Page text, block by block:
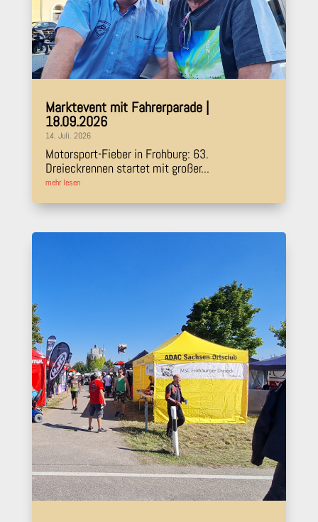
Marktevent mit Fahrerparade |
18.09.2026
14. Juli. 2026
Motorsport-Fieber in Frohburg: 63.
Dreieckrennen startet mit großer...
mehr lesen